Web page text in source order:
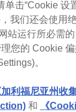
个订阅套餐，我
iOS/Android中
单击“Cookie 设
我们还会使用
站运行所必需
您的 Cookie
。
加利福尼亚州收
和 《